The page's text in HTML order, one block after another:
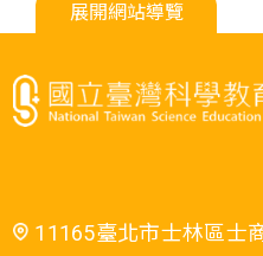
展開網站導覽
11165臺北市士林區士